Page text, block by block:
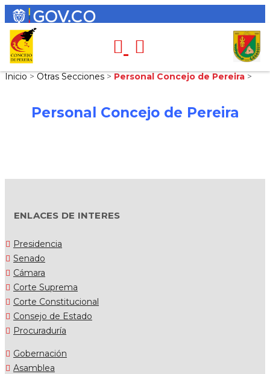
Inicio > Otras Secciones > Personal Concejo de Pereira >
Personal Concejo de Pereira
ENLACES DE INTERES
Presidencia
Senado
Cámara
Corte Suprema
Corte Constitucional
Consejo de Estado
Procuraduría
Gobernación
Asamblea